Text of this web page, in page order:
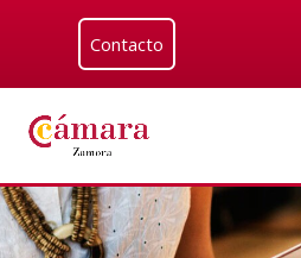
Contacto